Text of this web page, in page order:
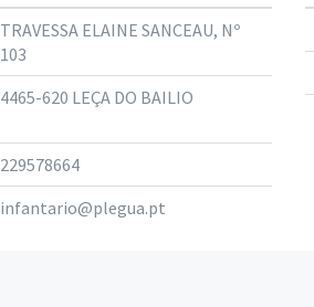
TRAVESSA ELAINE SANCEAU, Nº
103
4465-620 LEÇA DO BAILIO
229578664
infantario@plegua.pt